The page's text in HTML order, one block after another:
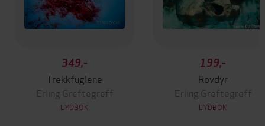
349,-
Trekkfuglene
Erling Greftegreff
LYDBOK
199,-
Rovdyr
Erling Greftegreff
LYDBOK